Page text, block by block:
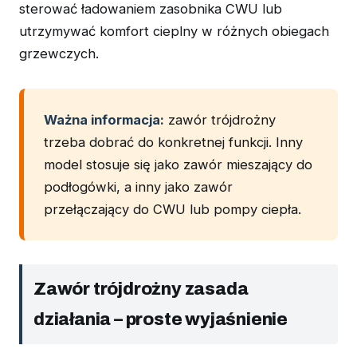
sterować ładowaniem zasobnika CWU lub
utrzymywać komfort cieplny w różnych obiegach
grzewczych.
Ważna informacja: zawór trójdrożny
trzeba dobrać do konkretnej funkcji. Inny
model stosuje się jako zawór mieszający do
podłogówki, a inny jako zawór
przełączający do CWU lub pompy ciepła.
Zawór trójdrożny zasada
działania – proste wyjaśnienie